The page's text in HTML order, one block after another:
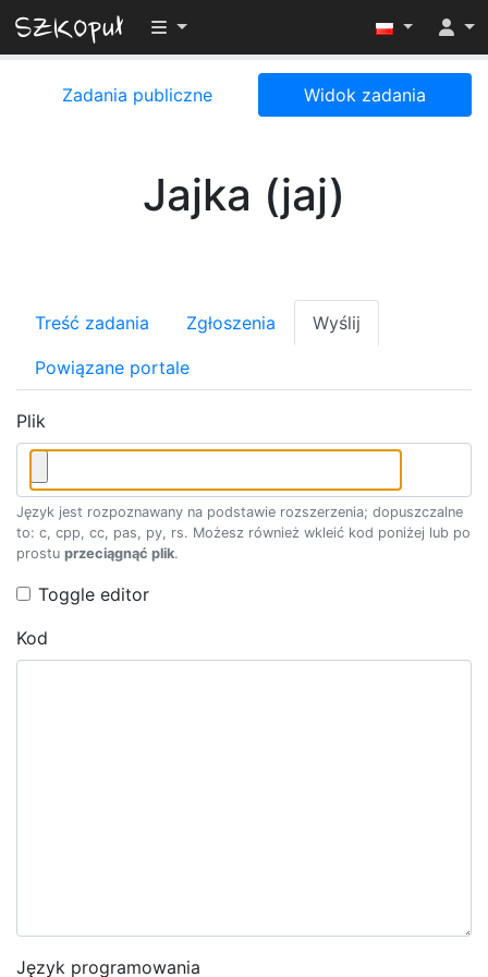
Przełącz widoczność menu
Zadania publiczne Widok zadania
Jajka (jaj)
Treść zadania Zgłoszenia Wyślij
Powiązane portale
Plik
Język jest rozpoznawany na podstawie rozszerzenia; dopuszczalne
to: c, cpp, cc, pas, py, rs. Możesz również wkleić kod poniżej lub po
prostu przeciągnąć plik.
Toggle editor
Kod
Język programowania